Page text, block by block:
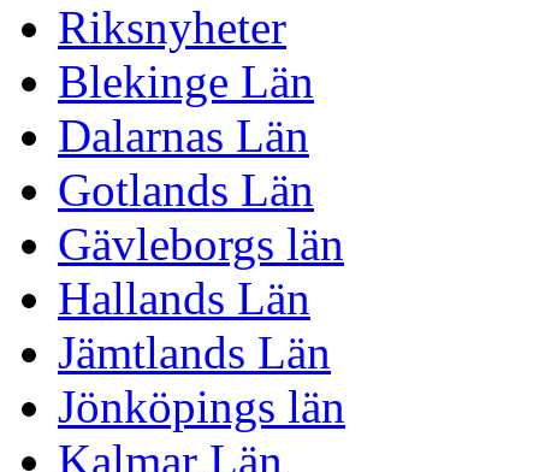
Riksnyheter
Blekinge Län
Dalarnas Län
Gotlands Län
Gävleborgs län
Hallands Län
Jämtlands Län
Jönköpings län
Kalmar Län